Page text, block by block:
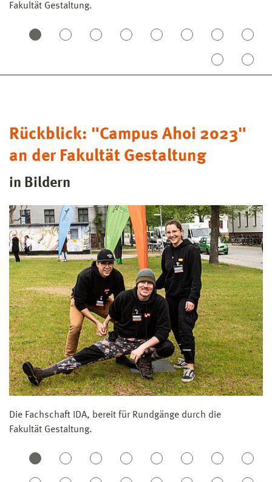
Fakultät Gestaltung.
Rückblick: "Campus Ahoi 2023"
an der Fakultät Gestaltung
in Bildern
Die Fachschaft IDA, bereit für Rundgänge durch die
Fakultät Gestaltung.